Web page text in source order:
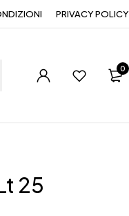
PRIVACY POLICY
0
25